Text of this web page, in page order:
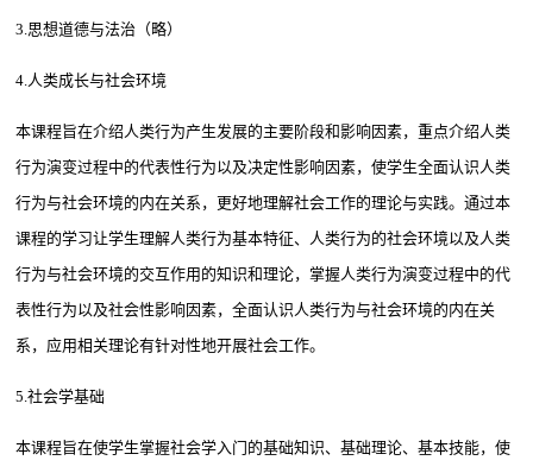
3.思想道德与法治（略）
4.人类成长与社会环境
本课程旨在介绍人类行为产生发展的主要阶段和影响因素，重点介绍人类
行为演变过程中的代表性行为以及决定性影响因素，使学生全面认识人类
行为与社会环境的内在关系，更好地理解社会工作的理论与实践。通过本
课程的学习让学生理解人类行为基本特征、人类行为的社会环境以及人类
行为与社会环境的交互作用的知识和理论，掌握人类行为演变过程中的代
表性行为以及社会性影响因素，全面认识人类行为与社会环境的内在关
系，应用相关理论有针对性地开展社会工作。
5.社会学基础
本课程旨在使学生掌握社会学入门的基础知识、基础理论、基本技能，使